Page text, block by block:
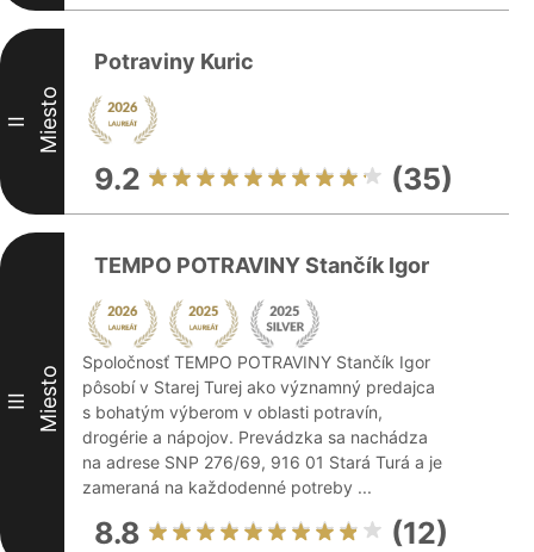
II Miesto
Potraviny Kuric
9.2 (35)
III Miesto
TEMPO POTRAVINY Stančík Igor
Spoločnosť TEMPO POTRAVINY Stančík Igor
pôsobí v Starej Turej ako významný predajca
s bohatým výberom v oblasti potravín,
drogérie a nápojov. Prevádzka sa nachádza
na adrese SNP 276/69, 916 01 Stará Turá a je
zameraná na každodenné potreby ...
8.8 (12)